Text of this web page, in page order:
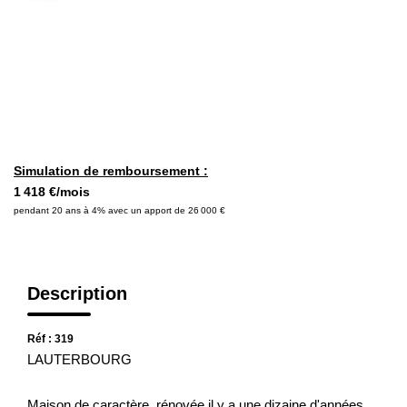
agence@immo-alsace.fr
Simulation de remboursement :
1 418 €/mois
pendant 20 ans à 4% avec un apport de 26 000 €
Description
Réf : 319
LAUTERBOURG